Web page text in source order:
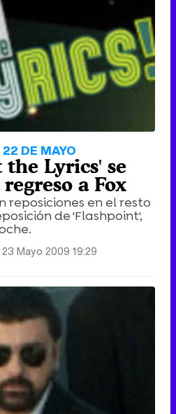
DE MAYO
the Lyrics' se
a Fox
reposiciones en el resto
de 'Flashpoint',
Mayo 2009 19:29